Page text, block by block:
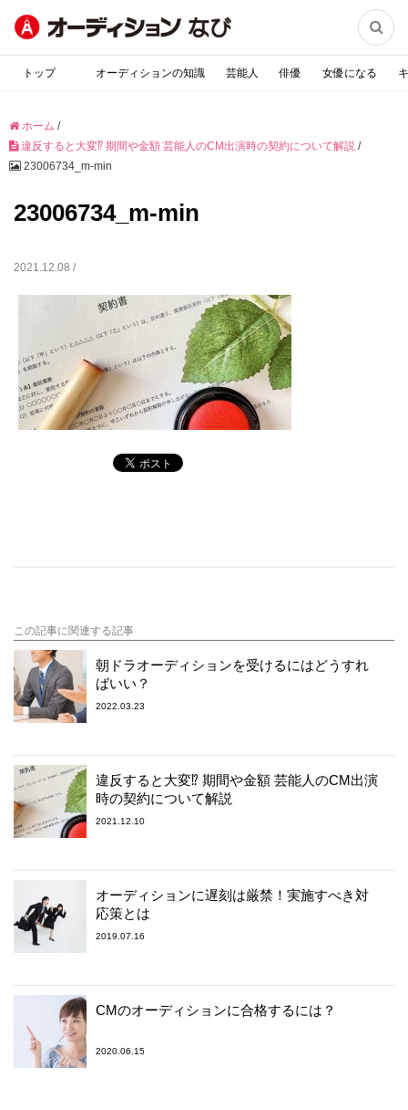

トップ オーディションの知識 芸能人 俳優 女優になる
ホーム /
違反すると大変⁉︎ 期間や金額 芸能人のCM出演時の契約について解説 /
23006734_m-min
23006734_m-min
2021.12.08 /
この記事に関連する記事
朝ドラオーディションを受けるにはどうすれ
ばいい？
2022.03.23
違反すると大変⁉︎ 期間や金額 芸能人のCM出演
時の契約について解説
2021.12.10
オーディションに遅刻は厳禁！実施すべき対
応策とは
2019.07.16
CMのオーディションに合格するには？
2020.06.15